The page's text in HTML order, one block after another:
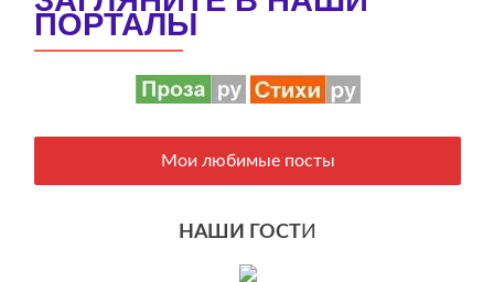
ПОРТАЛЫ
Мои любимые посты
НАШИ ГОСТИ